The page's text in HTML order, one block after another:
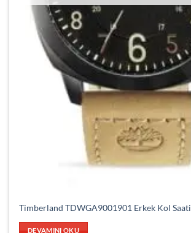
Timberland TDWGA9001901 Erkek Kol Saati
DEVAMINI OKU